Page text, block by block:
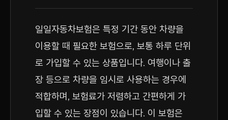
일일자동차보험은 특정 기간 동안 차량을
이용할 때 필요한 보험으로, 보통 하루 단위
로 가입할 수 있는 상품입니다. 여행이나 출
장 등으로 차량을 임시로 사용하는 경우에
적합하며, 보험료가 저렴하고 간편하게 가
입할 수 있는 장점이 있습니다. 이 보험은